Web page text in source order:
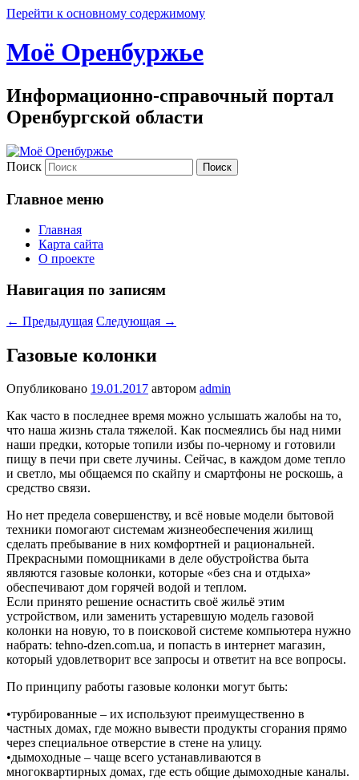
Перейти к основному содержимому
Моё Оренбуржье
Информационно-справочный портал
Оренбургской области
Поиск
Главное меню
Главная
Карта сайта
О проекте
Навигация по записям
← Предыдущая Следующая →
Газовые колонки
Опубликовано 19.01.2017 автором admin
Как часто в последнее время можно услышать жалобы на то,
что наша жизнь стала тяжелой. Как посмеялись бы над ними
наши предки, которые топили избы по-черному и готовили
пищу в печи при свете лучины. Сейчас, в каждом доме тепло
и светло, мы общаемся по скайпу и смартфоны не роскошь, а
средство связи.
Но нет предела совершенству, и всё новые модели бытовой
техники помогают системам жизнеобеспечения жилищ
сделать пребывание в них комфортней и рациональней.
Прекрасными помощниками в деле обустройства быта
являются газовые колонки, которые «без сна и отдыха»
обеспечивают дом горячей водой и теплом.
Если принято решение оснастить своё жильё этим
устройством, или заменить устаревшую модель газовой
колонки на новую, то в поисковой системе компьютера нужно
набрать: tehno-dzen.com.ua, и попасть в интернет магазин,
который удовлетворит все запросы и ответит на все вопросы.
По принципу работы газовые колонки могут быть:
•турбированные – их используют преимущественно в
частных домах, где можно вывести продукты сгорания прямо
через специальное отверстие в стене на улицу.
•дымоходные – чаще всего устанавливаются в
многоквартирных домах, где есть общие дымоходные каналы.